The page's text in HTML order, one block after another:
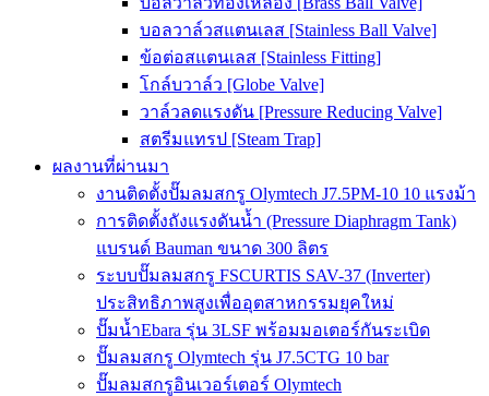
บอลวาล์วสแตนเลส [Stainless Ball Valve]
ข้อต่อสแตนเลส [Stainless Fitting]
โกล์บวาล์ว [Globe Valve]
วาล์วลดแรงดัน [Pressure Reducing Valve]
สตรีมแทรป [Steam Trap]
ผลงานที่ผ่านมา
งานติดตั้งปั๊มลมสกรู Olymtech J7.5PM-10 10 แรงม้า
การติดตั้งถังแรงดันน้ำ (Pressure Diaphragm Tank)
แบรนด์ Bauman ขนาด 300 ลิตร
ระบบปั๊มลมสกรู FSCURTIS SAV-37 (Inverter)
ประสิทธิภาพสูงเพื่ออุตสาหกรรมยุคใหม่
ปั๊มน้ำEbara รุ่น 3LSF พร้อมมอเตอร์กันระเบิด
ปั๊มลมสกรู Olymtech รุ่น J7.5CTG 10 bar
ปั๊มลมสกรูอินเวอร์เตอร์ Olymtech